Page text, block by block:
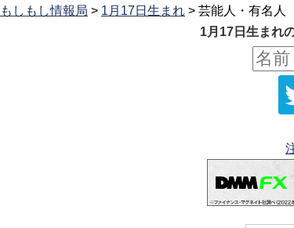
もしもし情報局 > 1月17日生まれ > 芸能人・有名人
1月17日生まれ